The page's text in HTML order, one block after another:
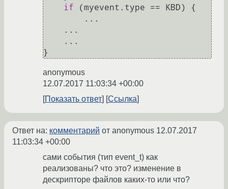
if (myevent.type == KBD) {
anonymous
12.07.2017 11:03:34 +00:00
Показать ответ
Ссылка
Ответ на: комментарий от anonymous 12.07.2017
11:03:34 +00:00
сами события (тип event_t) как
реализованы? что это? изменение в
дескрипторе файлов каких-то или что?